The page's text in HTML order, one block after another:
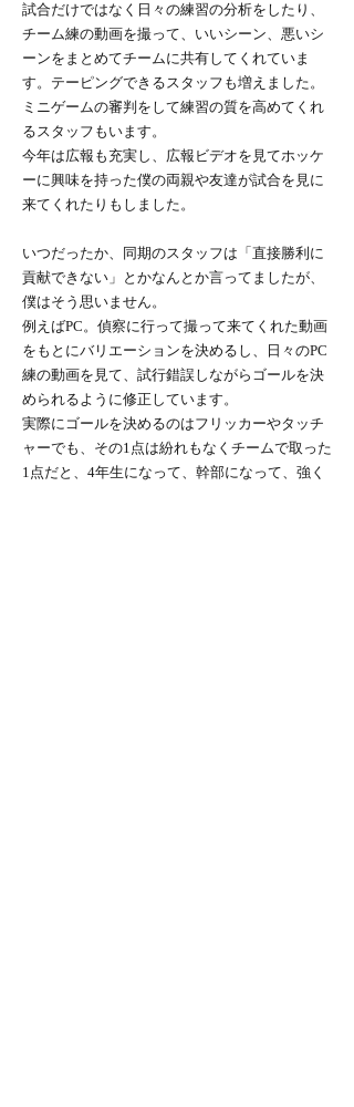
試合だけではなく日々の練習の分析をしたり、
チーム練の動画を撮って、いいシーン、悪いシ
ーンをまとめてチームに共有してくれていま
す。テーピングできるスタッフも増えました。
ミニゲームの審判をして練習の質を高めてくれ
るスタッフもいます。
今年は広報も充実し、広報ビデオを見てホッケ
ーに興味を持った僕の両親や友達が試合を見に
来てくれたりもしました。
いつだったか、同期のスタッフは「直接勝利に
貢献できない」とかなんとか言ってましたが、
僕はそう思いません。
例えばPC。偵察に行って撮って来てくれた動画
をもとにバリエーションを決めるし、日々のPC
練の動画を見て、試行錯誤しながらゴールを決
められるように修正しています。
実際にゴールを決めるのはフリッカーやタッチ
ャーでも、その1点は紛れもなくチームで取った
1点だと、4年生になって、幹部になって、強く